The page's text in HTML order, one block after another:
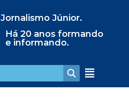
Jornalismo Júnior.
Há 20 anos formando
e informando.